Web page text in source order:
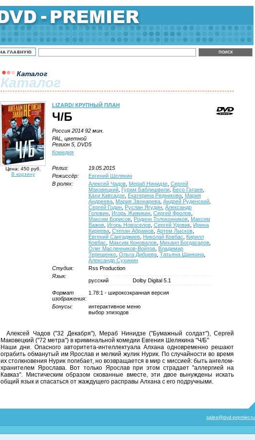
Каталог
Каталог
Цена: 450 руб.
В корзину
LIZARD/ КРУПНЫЙ ПЛАН
Ч/Б
Россия 2014 92 мин.
PAL, цветной
Регион 5, DVD5
Комедия
Релиз:
19.05.2015
Режиссёр:
Евгений Шелякин
В ролях:
Алексей Чадов Мераб Нинидзе Сергей
Маковецкий Гурам Баблишвили Бесо Гатаев
Кахи Кавсадзе Екатерина Редникова Мария
Андреева Мария Звонарева Андрей Руденский
Сергей Годин Руслан Ягудин Александр
Головин Игорь Жижикин Сергей Фролов
Максим Борисов Родион Толоконников Максим
Важов Игорь Новоселов Сергей Удовик Ирина
Киреева Степан Абрамов Артем Лысков
Евгений Сангаджиев Николай Ковбас
Кирилл
Ковбас
Максим Коновалов Михаил Богдасаров
Олег Масленников-Войтов Владимир
Терещенко Ольга Дибцева Татьяна Щанкина
Александр Сухинин
Студия:
Rss Production
Язык:
русский Dolby Digital 5.1
Формат
изображения:
1.78:1 - широкоэкранная версия
Бонусы:
интерактивное меню
выбор эпизодов
Алексей Чадов ("32 Декабря"), Мераб Нинидзе ("Бумажный солдат"), Сергей
Маковецкий ("72 метра") в криминальной комедии Евгения Шелякина "Ч/Б"
Наши дни. Опасного авторитета-интеллектуала Алхана одновременно решают
ограбить обманутый им Ярослав и мелкий жулик Нурик. По случайности во время
их столкновения Нурик погибает, но возвращается в мир с миссией: быть ангелом-
хранителем Ярослава. Вот только Ярослав при этом страдает "аллергией на
Кавказ". Мистическим образом скованные вместе, эти двое вынуждены искать
общий язык и спасаться от жаждущего расправы Алхана с его подручными.
sales@dvd-premier.ru